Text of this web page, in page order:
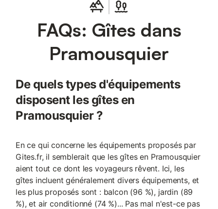
FAQs: Gîtes dans
Pramousquier
De quels types d'équipements
disposent les gîtes en
Pramousquier ?
En ce qui concerne les équipements proposés par
Gites.fr, il semblerait que les gîtes en Pramousquier
aient tout ce dont les voyageurs rêvent. Ici, les
gîtes incluent généralement divers équipements, et
les plus proposés sont : balcon (96 %), jardin (89
%), et air conditionné (74 %)... Pas mal n'est-ce pas